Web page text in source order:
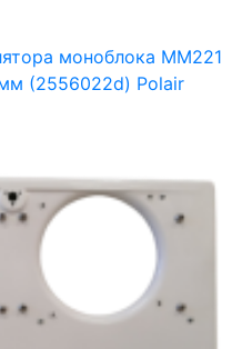
моноблока ММ221
(2556022d) Polair